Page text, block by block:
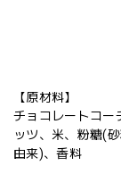
【原材料】
チョコレートコー
ッツ、米、粉糖(
由来)、香料